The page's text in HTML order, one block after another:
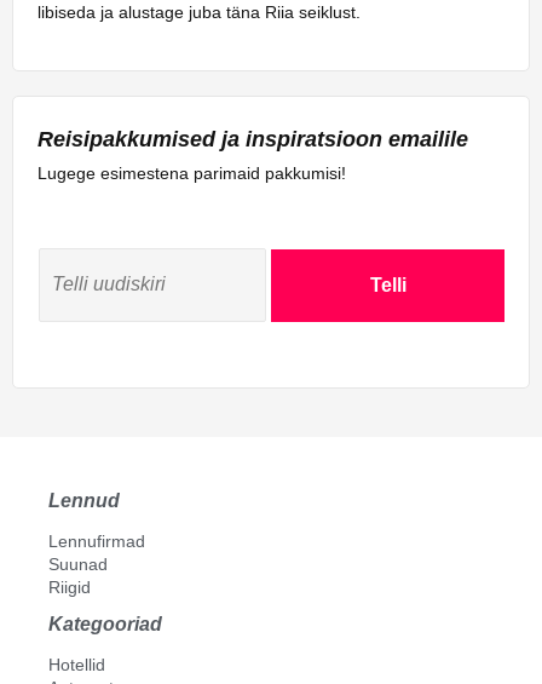
libiseda ja alustage juba täna Riia seiklust.
Reisipakkumised ja inspiratsioon emailile
Lugege esimestena parimaid pakkumisi!
Telli
Lennud
Lennufirmad
Suunad
Riigid
Kategooriad
Hotellid